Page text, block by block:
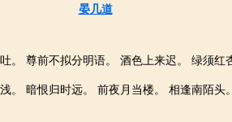
晏几道
。 尊前不拟分明语。 酒色上来迟。 绿须红
。 暗恨归时远。 前夜月当楼。 相逢南陌头